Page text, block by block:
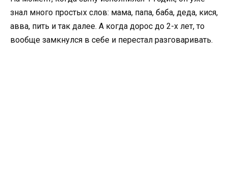
знал много простых слов: мама, папа, баба, деда, кися,
авва, пить и так далее. А когда дорос до 2-х лет, то
вообще замкнулся в себе и перестал разговаривать.